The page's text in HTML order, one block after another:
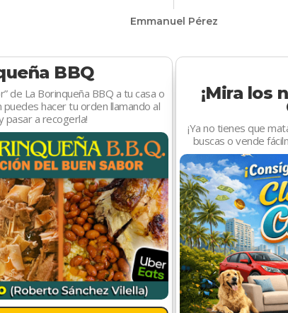
Emmanuel Pérez
BBQ
de La Borinqueña BBQ a tu casa o
hacer tu orden llamando al
a recogerla!
¡Mira los
¡Ya no tienes que
buscas o vende